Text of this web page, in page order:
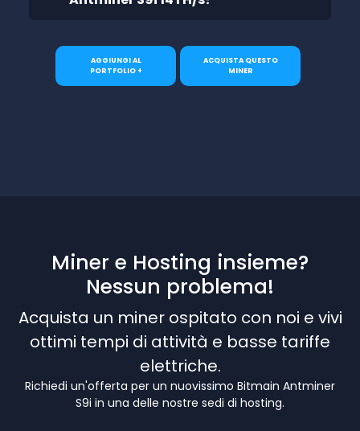
AGGIUNGI AL
PORTFOLIO +
ACQUISTA QUESTO
MINER
Miner e Hosting insieme?
Nessun problema!
Acquista un miner ospitato con noi e vivi
ottimi tempi di attività e basse tariffe
elettriche.
Richiedi un'offerta per un nuovissimo Bitmain Antminer
S9i in una delle nostre sedi di hosting.